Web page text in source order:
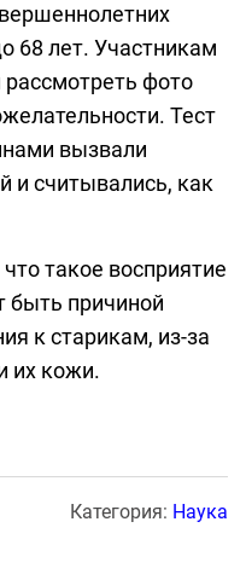
68 лет. Участникам
фото
Тест
вызвали
и считывались, как
такое восприятие
причиной
к старикам, из-за
их кожи.
Категория: Наука